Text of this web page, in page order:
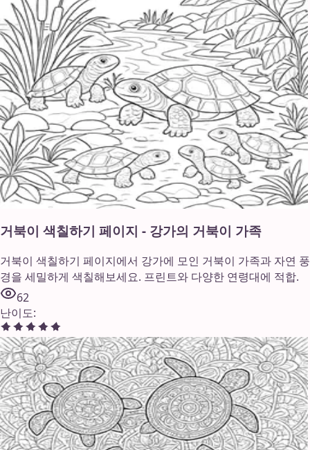
거북이 색칠하기 페이지 - 강가의 거북이 가족
거북이 색칠하기 페이지에서 강가에 모인 거북이 가족과 자연 풍
경을 세밀하게 색칠해보세요. 프린트와 다양한 연령대에 적합.
62
난이도: